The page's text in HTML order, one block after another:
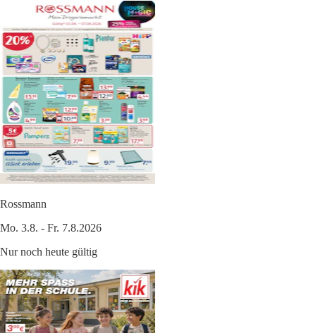
Rossmann
Mo. 3.8. - Fr. 7.8.2026
Nur noch heute gültig